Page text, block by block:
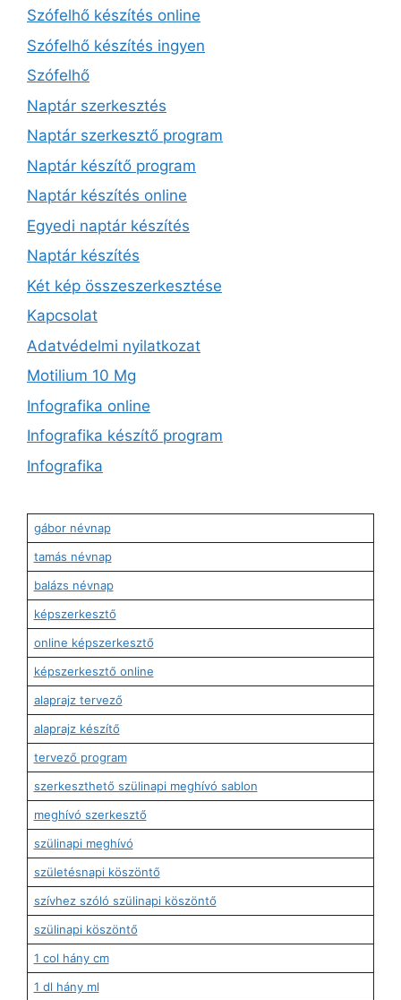
Szófelhő készítés online
Szófelhő készítés ingyen
Szófelhő
Naptár szerkesztés
Naptár szerkesztő program
Naptár készítő program
Naptár készítés online
Egyedi naptár készítés
Naptár készítés
Két kép összeszerkesztése
Kapcsolat
Adatvédelmi nyilatkozat
Motilium 10 Mg
Infografika online
Infografika készítő program
Infografika
gábor névnap
tamás névnap
balázs névnap
képszerkesztő
online képszerkesztő
képszerkesztő online
alaprajz tervező
alaprajz készítő
tervező program
szerkeszthető szülinapi meghívó sablon
meghívó szerkesztő
szülinapi meghívó
születésnapi köszöntő
szívhez szóló szülinapi köszöntő
szülinapi köszöntő
1 col hány cm
1 dl hány ml